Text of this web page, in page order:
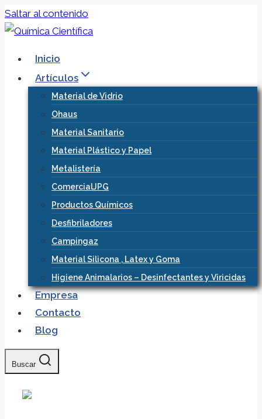
Saltar al contenido
Inicio
Artículos
Material de Vidrio
Ohaus
Material Sanitario
Material Plástico y Papel
Metalistería
ComercialJPG
Productos Químicos
Desfibriladores
Campingaz
Material Silicona , Latex y Goma
Higiene Animalarios – Desinfectantes y Viricidas
Empresa
Contacto
Blog
Buscar